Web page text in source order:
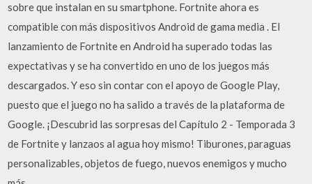
sobre que instalan en su smartphone. Fortnite ahora es
compatible con más dispositivos Android de gama media . El
lanzamiento de Fortnite en Android ha superado todas las
expectativas y se ha convertido en uno de los juegos más
descargados. Y eso sin contar con el apoyo de Google Play,
puesto que el juego no ha salido a través de la plataforma de
Google. ¡Descubrid las sorpresas del Capítulo 2 - Temporada 3
de Fortnite y lanzaos al agua hoy mismo! Tiburones, paraguas
personalizables, objetos de fuego, nuevos enemigos y mucho